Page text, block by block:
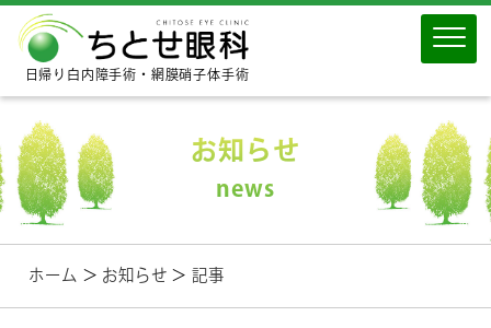
日帰り白内障手術・網膜硝子体手術
お知らせ
news
ホーム ＞ お知らせ ＞ 記事